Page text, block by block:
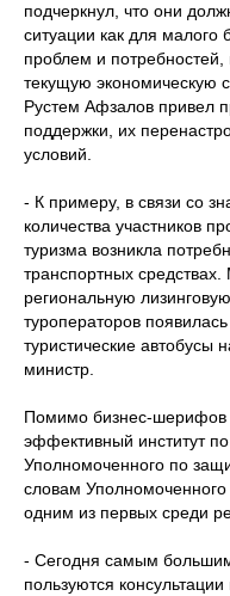
подчеркнул, что они
ситуации как для малого
проблем и
текущую экономическую
Рустем Афзалов привел
поддержки, их
условий.
- К примеру, в связи со
количества участников
туризма возникла
транспортных
региональную
туроператоров
туристические автобусы
министр.
Помимо бизнес-шерифов
эффективный институт
Уполномоченного по
словам
одним из первых среди
- Сегодня самым
пользуются